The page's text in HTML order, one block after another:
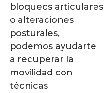
bloqueos articulares
o alteraciones
posturales,
podemos ayudarte
a recuperar la
movilidad con
técnicas